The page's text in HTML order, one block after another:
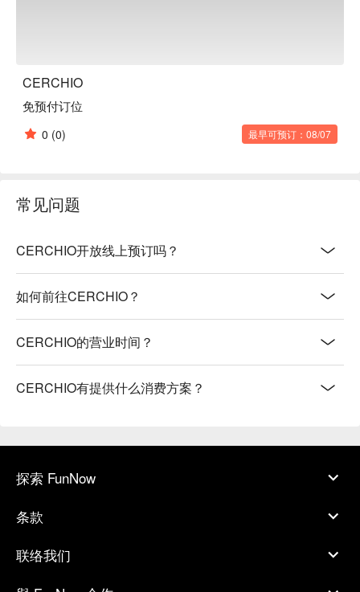
CERCHIO
免预付订位
0 (0) 最早可预订：08/07
常见问题
CERCHIO开放线上预订吗？
如何前往CERCHIO？
CERCHIO的营业时间？
CERCHIO有提供什么消费方案？
探索 FunNow
条款
联络我们